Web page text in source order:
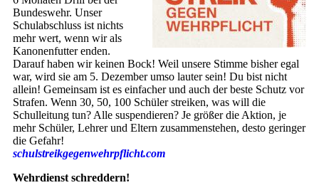
Bundeswehr. Unser
Schulabschluss ist nichts
mehr wert, wenn wir als
Kanonenfutter enden.
Darauf haben wir keinen Bock! Weil unsere Stimme bisher egal
war, wird sie am 5. Dezember umso lauter sein! Du bist nicht
allein! Gemeinsam ist es einfacher und auch der beste Schutz vor
Strafen. Wenn 30, 50, 100 Schüler streiken, was will die
Schulleitung tun? Alle suspendieren? Je größer die Aktion, je
mehr Schüler, Lehrer und Eltern zusammenstehen, desto geringer
die Gefahr!
schulstreikgegenwehrpflicht.com
Wehrdienst schreddern!